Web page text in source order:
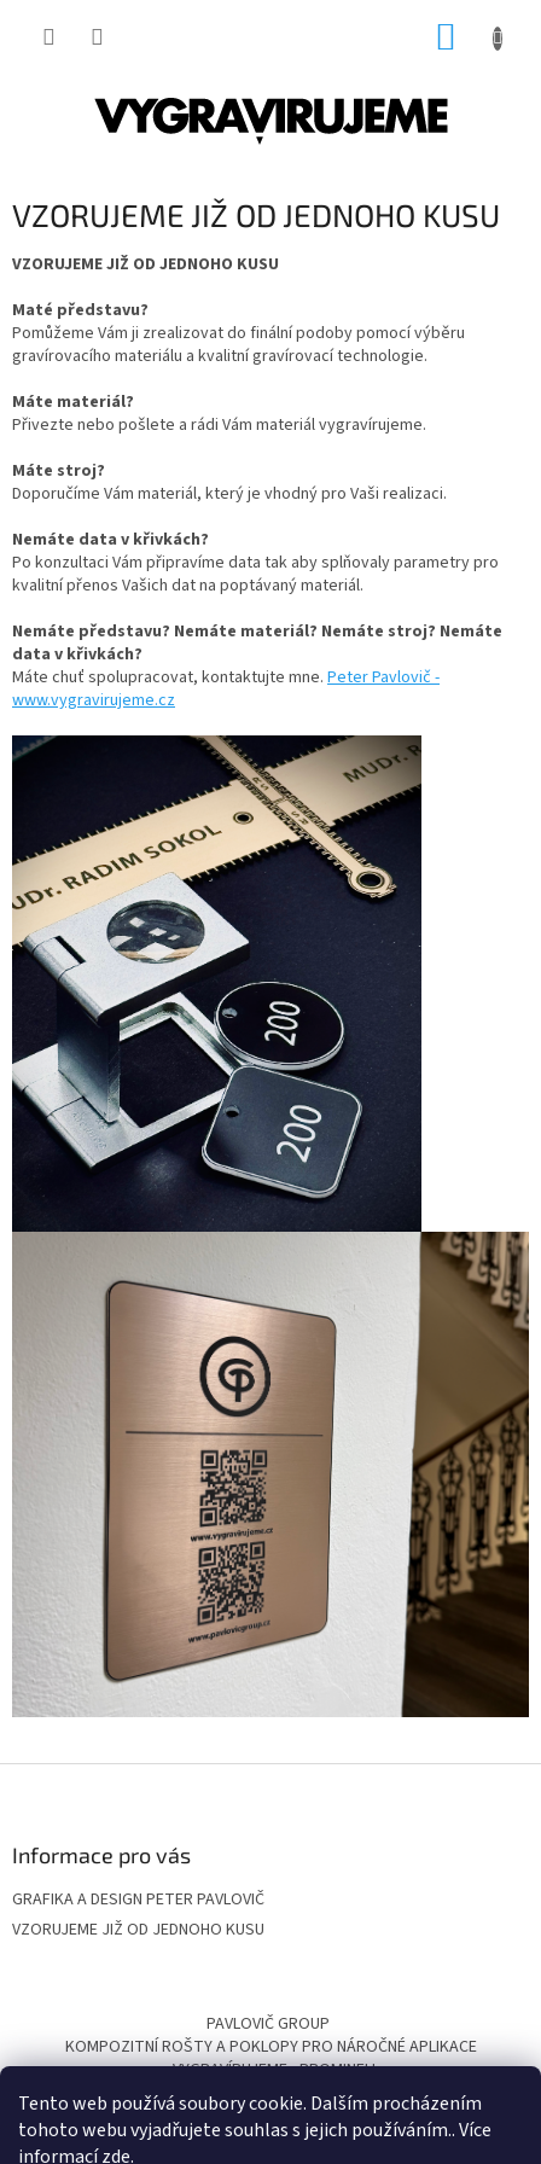
Tento web používá soubory cookie. Dalším procházením
tohoto webu vyjadřujete souhlas s jejich používáním.. Více
informacízde.
VZORUJEME JIŽ OD JEDNOHO KUSU
VZORUJEME JIŽ OD JEDNOHO KUSU
Maté představu?
Pomůžeme Vám ji zrealizovat do finální podoby pomocí výběru
gravírovacího materiálu a kvalitní gravírovací technologie.
Máte materiál?
Přivezte nebo pošlete a rádi Vám materiál vygravírujeme.
Máte stroj?
Doporučíme Vám materiál, který je vhodný pro Vaši realizaci.
Nemáte data v křivkách?
Po konzultaci Vám připravíme data tak aby splňovaly parametry pro
kvalitní přenos Vašich dat na poptávaný materiál.
Nemáte představu? Nemáte materiál? Nemáte stroj? Nemáte
data v křivkách?
Máte chuť spolupracovat, kontaktujte mne. Peter Pavlovič -
www.vygravirujeme.cz
Informace pro vás
GRAFIKA A DESIGN PETER PAVLOVIČ
VZORUJEME JIŽ OD JEDNOHO KUSU
PAVLOVIČ GROUP
KOMPOZITNÍ ROŠTY A POKLOPY PRO NÁROČNÉ APLIKACE
VYGRAVÍRUJEME PROMINELI